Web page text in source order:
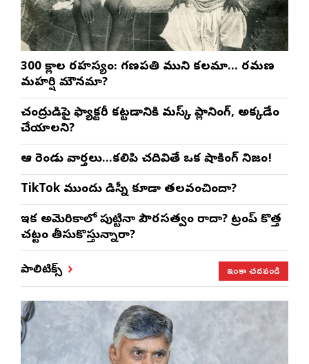
300 శ్లోకాల రహస్యం: గణపతి ముని కలమా… రమణ
మహర్షి మౌనమా?
చంద్రుడిపై ఫ్యాక్టరీ కట్టడానికి మస్క్ ప్లానింగ్, అక్కడేం
చేయాలని?
ఆ రెండు వార్తలు…కలిపి చదివితే ఒక షాకింగ్ నిజం!
TikTok ముందు డిస్నీ కూడా తలవంచిందా?
ఇక అమెరికాలో పుట్టినా పౌరసత్వం రాదా? ట్రంప్ కొత్త
చట్టం తీసుకొస్తున్నారా?
పాలిటిక్స్ ఇంకా చదవండి